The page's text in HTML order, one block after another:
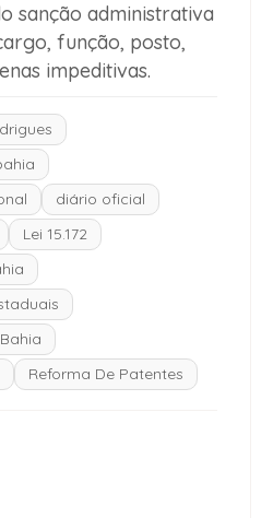
sanção administrativa
função, posto,
impeditivas.
diário oficial
Lei 15.172
Reforma De Patentes